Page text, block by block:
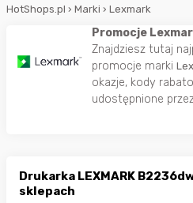
HotShops.pl › Marki › Lexmark
Promocje
Znajdziesz tutaj
promocje marki
okazje, kody
udostępnione
Drukarka LEXMARK
sklepach